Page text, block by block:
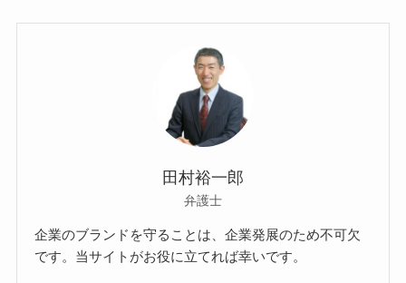
田村裕一郎
弁護士
企業のブランドを守ることは、企業発展のため不可欠
です。当サイトがお役に立てれば幸いです。